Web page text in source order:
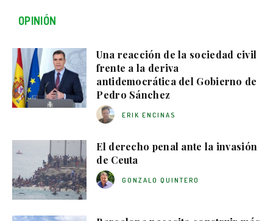
OPINIÓN
Una reacción de la sociedad civil
frente a la deriva
antidemocrática del Gobierno de
Pedro Sánchez
ERIK ENCINAS
El derecho penal ante la invasión
de Ceuta
GONZALO QUINTERO